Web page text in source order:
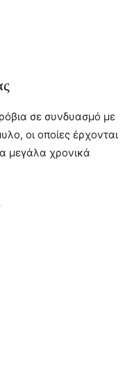
σε συνδυασμό με
οι οποίες έρχονται
μεγάλα χρονικά